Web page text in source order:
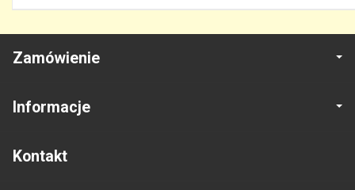
Zamówienie
Informacje
Kontakt